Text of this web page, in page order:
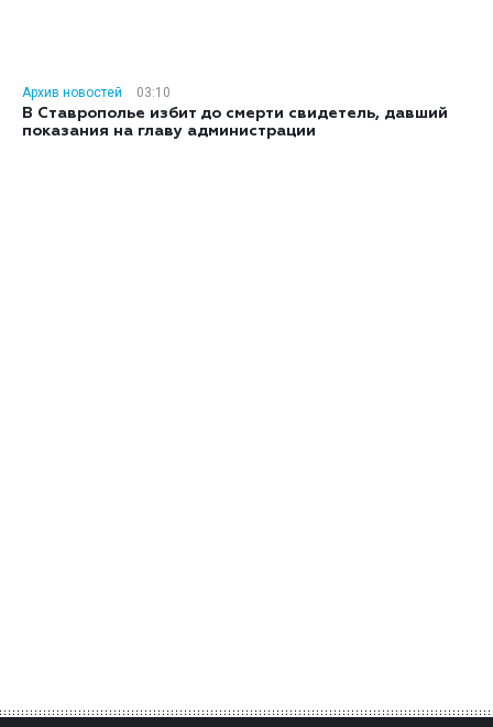
Архив новостей
03:10
В Ставрополье избит до смерти свидетель, давший
показания на главу администрации